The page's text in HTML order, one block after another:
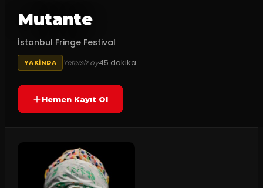
Mutante
İstanbul Fringe Festival
YAKINDA Yetersiz oy45 dakika
Hemen Kayıt Ol